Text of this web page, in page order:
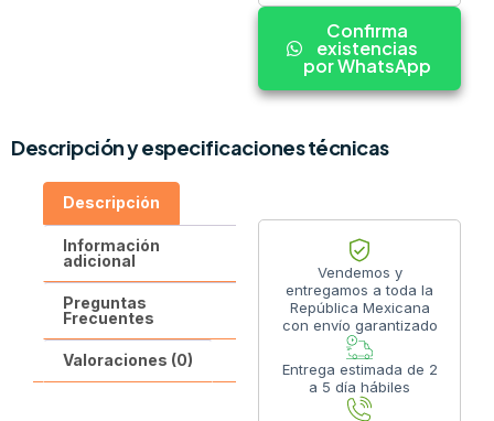
Confirma
existencias
por WhatsApp
Descripción y especificaciones técnicas
Descripción
Información
adicional
Preguntas
Frecuentes
Valoraciones (0)
Vendemos y
entregamos a toda la
República Mexicana
con envío garantizado
Entrega estimada de 2
a 5 día hábiles